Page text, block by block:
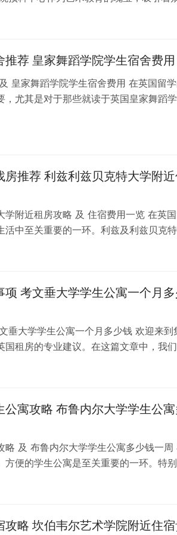
荐 皇家舞蹈学院学生宿舍费用
皇家舞蹈学院学生宿舍费用 在英国留
尤其是对于那些就读于英国皇家舞蹈学
推荐 利兹利兹贝克特大学附
附近租房攻略 及 住宿费用一览 在英
中至关重要的一环。利兹及利兹贝克特
一所卓越的…
考文垂大学学生公寓一个月
垂大学学生公寓一个月多少钱 欢迎来到
租房的专业建议。在这篇文章中，我们
意事项，以…
寓攻略 布鲁内尔大学学生公寓
略 及 布鲁内尔大学学生公寓多少钱一周
便的学生公寓是至关重要的一环。特别
略 坎伯韦尔艺术学院附近住